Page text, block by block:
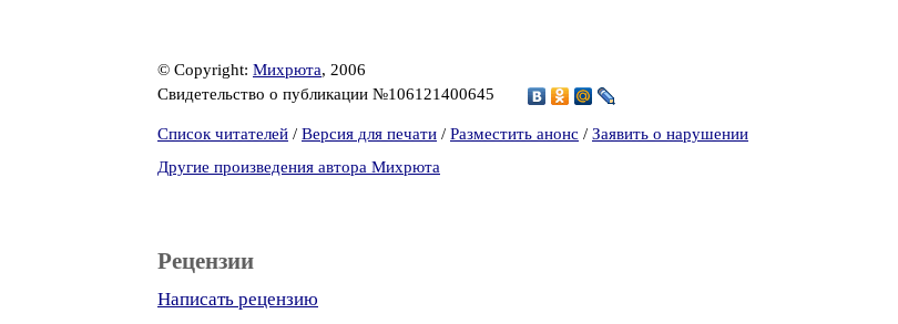
© Copyright: Михрюта, 2006
Свидетельство о публикации №106121400645
Список читателей / Версия для печати / Разместить анонс / Заявить о нарушении
Другие произведения автора Михрюта
Рецензии
Написать рецензию